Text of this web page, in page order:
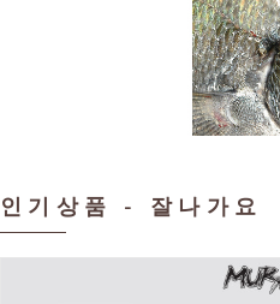
인기상품 - 잘나가요